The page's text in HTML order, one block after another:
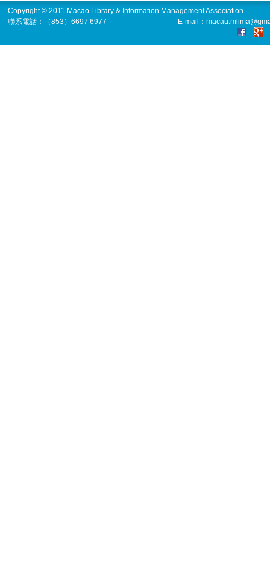
Copyright © 2011 Macao Library & Information Management Association
聯系電話：（853）6697 6977
E-mail：